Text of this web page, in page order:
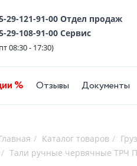
29-121-91-00 Отдел продаж
29-108-91-00 Сервис
08:30 - 17:30)
% Отзывы Документы
Каталог товаров
Тали ручные червячные ТРЧ